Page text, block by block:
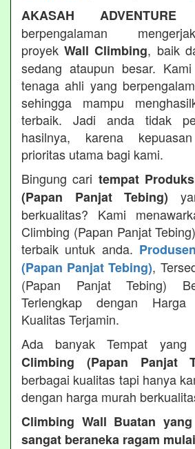
AKASAH ADVENTURE
berpengalaman
proyekWall Climbing, baik
sedang ataupun besar. Kami
tenaga ahli yang
sehingga mampu
terbaik. Jadi anda tidak
hasilnya, karena
prioritas utama bagi kami.
Bingung cari tempat
(Papan Panjat Tebing)
berkualitas? Kami
Climbing (Papan Panjat
terbaik untuk anda.
(Papan Panjat Tebing),
(Papan Panjat Tebing)
Terlengkap dengan
Kualitas Terjamin.
Ada banyak Tempat yang
Climbing (Papan Panjat
berbagai kualitas tapi hanya
dengan harga murah
Climbing Wall Buatan
sangat beraneka ragam